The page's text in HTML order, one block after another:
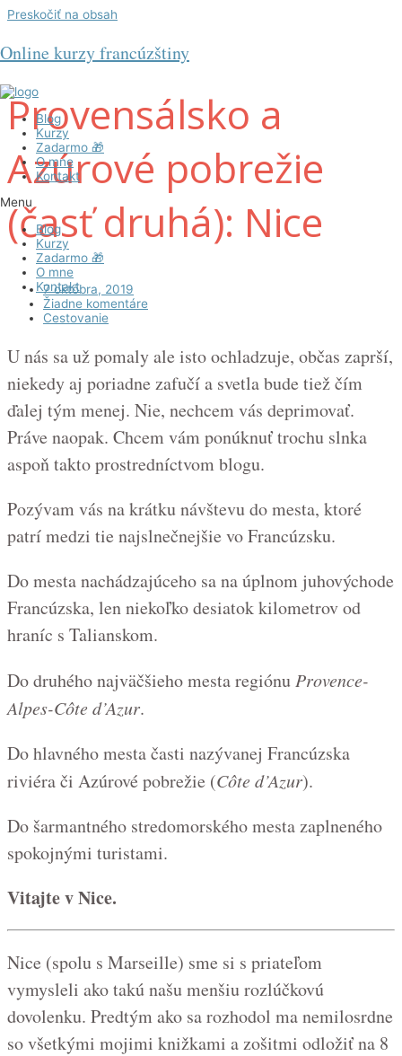
Preskočiť na obsah
Online kurzy francúzštiny
Blog
Kurzy
Zadarmo 🎁
O mne
Kontakt
Menu
Blog
Kurzy
Zadarmo 🎁
O mne
Kontakt
Provensálsko a
Azúrové pobrežie
(časť druhá): Nice
7 októbra, 2019
Žiadne komentáre
Cestovanie
U nás sa už pomaly ale isto ochladzuje, občas zaprší,
niekedy aj poriadne zafučí a svetla bude tiež čím
ďalej tým menej. Nie, nechcem vás deprimovať.
Práve naopak. Chcem vám ponúknuť trochu slnka
aspoň takto prostredníctvom blogu.
Pozývam vás na krátku návštevu do mesta, ktoré
patrí medzi tie najslnečnejšie vo Francúzsku.
Do mesta nachádzajúceho sa na úplnom juhovýchode
Francúzska, len niekoľko desiatok kilometrov od
hraníc s Talianskom.
Do druhého najväčšieho mesta regiónu Provence-
Alpes-Côte d’Azur.
Do hlavného mesta časti nazývanej Francúzska
riviéra či Azúrové pobrežie (Côte d’Azur).
Do šarmantného stredomorského mesta zaplneného
spokojnými turistami.
Vitajte v Nice.
Nice (spolu s Marseille) sme si s priateľom
vymysleli ako takú našu menšiu rozlúčkovú
dovolenku. Predtým ako sa rozhodol ma nemilosrdne
so všetkými mojimi knižkami a zošitmi odložiť na 8